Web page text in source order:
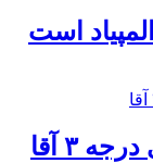
است
۳ آقا